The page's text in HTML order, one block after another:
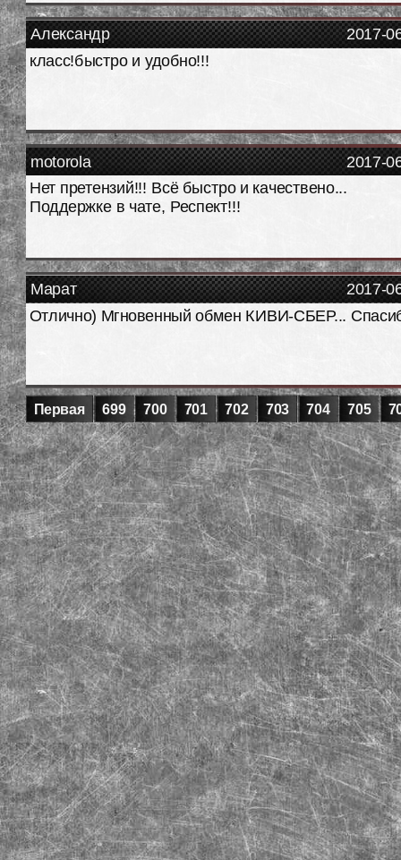
2017-
Александр
класс!быстро и удобно!!!
2017-
motorola
Нет претензий!!! Всё быстро и качествено...
Поддержке в чате, Респект!!!
2017-
Марат
Отлично) Мгновенный обмен КИВИ-СБЕР...
Первая 699 700 701 702 703 704 705